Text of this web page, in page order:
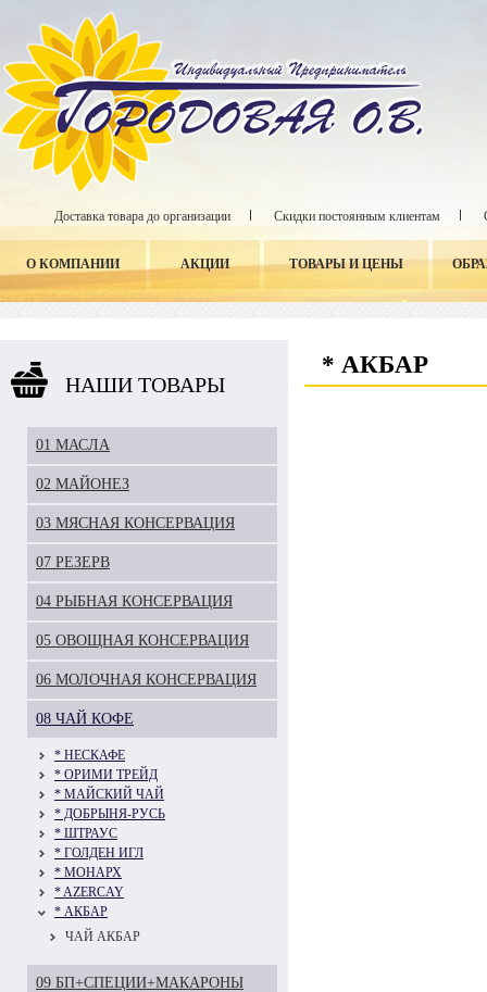
Доставка товара до организации Скидки постоянным клиентам
О КОМПАНИИ АКЦИИ ТОВАРЫ И ЦЕНЫ
НАШИ ТОВАРЫ
01 МАСЛА
02 МАЙОНЕЗ
03 МЯСНАЯ КОНСЕРВАЦИЯ
07 РЕЗЕРВ
04 РЫБНАЯ КОНСЕРВАЦИЯ
05 ОВОЩНАЯ КОНСЕРВАЦИЯ
06 МОЛОЧНАЯ КОНСЕРВАЦИЯ
08 ЧАЙ КОФЕ
* НЕСКАФЕ
* ОРИМИ ТРЕЙД
* МАЙСКИЙ ЧАЙ
* ДОБРЫНЯ-РУСЬ
* ШТРАУС
* ГОЛДЕН ИГЛ
* МОНАРХ
* AZERCAY
* АКБАР
ЧАЙ АКБАР
09 БП+СПЕЦИИ+МАКАРОНЫ
* АКБАР